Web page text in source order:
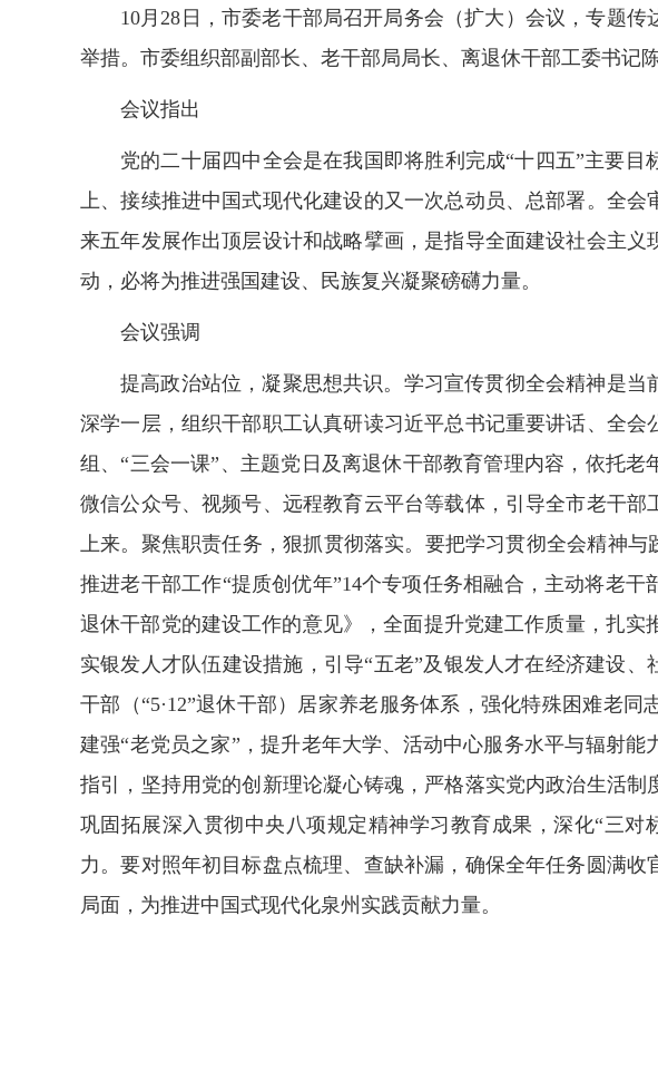
10月28日，市委老干部局召开局务会（扩大）会议，专题
举措。市委组织部副部长、老干部局局长、离退休干部工委书记
会议指出
党的二十届四中全会是在我国即将胜利完成“十四五”主要
上、接续推进中国式现代化建设的又一次总动员、总部署。全
来五年发展作出顶层设计和战略擘画，是指导全面建设社会主
动，必将为推进强国建设、民族复兴凝聚磅礴力量。
会议强调
提高政治站位，凝聚思想共识。学习宣传贯彻全会精神是
深学一层，组织干部职工认真研读习近平总书记重要讲话、全
组、“三会一课”、主题党日及离退休干部教育管理内容，依托
微信公众号、视频号、远程教育云平台等载体，引导全市老干
上来。聚焦职责任务，狠抓贯彻落实。要把学习贯彻全会精神
推进老干部工作“提质创优年”14个专项任务相融合，主动将老
退休干部党的建设工作的意见》，全面提升党建工作质量，扎实
实银发人才队伍建设措施，引导“五老”及银发人才在经济建设
干部（“5·12”退休干部）居家养老服务体系，强化特殊困难老
建强“老党员之家”，提升老年大学、活动中心服务水平与辐射
指引，坚持用党的创新理论凝心铸魂，严格落实党内政治生活
巩固拓展深入贯彻中央八项规定精神学习教育成果，深化“三
力。要对照年初目标盘点梳理、查缺补漏，确保全年任务圆满
局面，为推进中国式现代化泉州实践贡献力量。